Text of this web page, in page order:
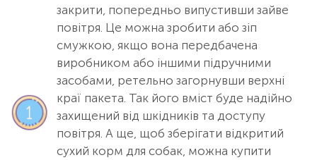
закрити, попередньо випустивши зайве
повітря. Це можна зробити або зіп
смужкою, якщо вона передбачена
виробником або іншими підручними
засобами, ретельно загорнувши верхні
краї пакета. Так його вміст буде надійно
захищений від шкідників та доступу
повітря. А ще, щоб зберігати відкритий
сухий корм для собак, можна купити